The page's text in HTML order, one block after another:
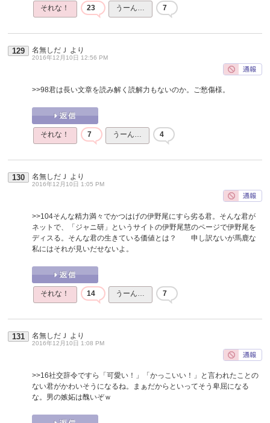
それな！ 23 うーん… 7
129 名無しだＪ より
2016年12月10日 12:56 PM
>>98君は長い文章を読み解く読解力もないのか。ご愁傷様。
それな！ 7 うーん… 4
130 名無しだＪ より
2016年12月10日 1:05 PM
>>104そんな精力満々でかつはげの伊野尾にすら劣る君。そんな君が
ネットで、「ジャニ研」というサイトの伊野尾慧のページで伊野尾を
ディスる。そんな君の生きている価値とは？ 申し訳ないが馬鹿な
私にはそれが見いだせないよ。
それな！ 14 うーん… 7
131 名無しだＪ より
2016年12月10日 1:08 PM
>>16社交辞令ですら「可愛い！」「かっこいい！」と言われたことの
ない君がかわいそうになるね。まぁだからといってそう卑屈になる
な。男の嫉妬は醜いぞｗ